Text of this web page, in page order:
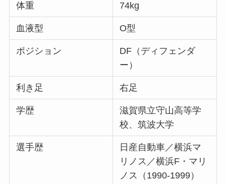
体重 74kg
血液型 O型
ポジション
DF（ディフェンダ
ー）
利き足 右足
学歴
滋賀県立守山高等学
校、筑波大学
選手歴
日産自動車／横浜マ
リノス／横浜F・マリ
ノス（1990-1999）